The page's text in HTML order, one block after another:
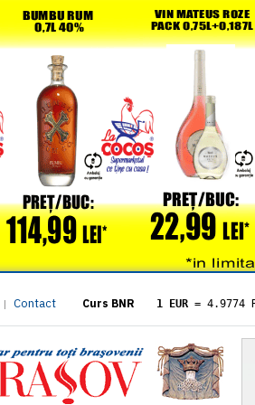
| Contact Curs BNR 1 EUR = 4.9774
= 5.8304
1 XAU= 464.4611
1 AED= 1.1933
1 AUD= 2.7957
1 BGN= 2.5449